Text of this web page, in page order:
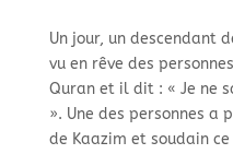
Un jour, un descendant
vu en rêve des
Quran et il dit : « Je ne
». Une des personnes a
de Kaazim et soudain